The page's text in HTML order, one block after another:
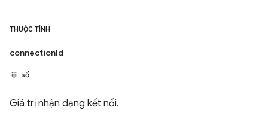
THUỘC TÍNH
connectionId
số
Giá trị nhận dạng kết nối.